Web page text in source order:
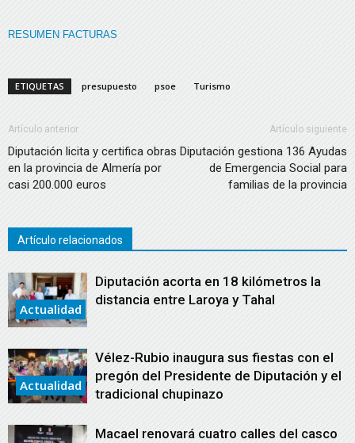
RESUMEN FACTURAS
ETIQUETAS presupuesto psoe Turismo
Artículo anterior
Diputación licita y certifica obras
en la provincia de Almería por
casi 200.000 euros
Artículo siguiente
Diputación gestiona 136 Ayudas
de Emergencia Social para
familias de la provincia
Artículo relacionados
Actualidad
Diputación acorta en 18 kilómetros la
distancia entre Laroya y Tahal
Actualidad
Vélez-Rubio inaugura sus fiestas con el
pregón del Presidente de Diputación y el
tradicional chupinazo
Macael renovará cuatro calles del casco